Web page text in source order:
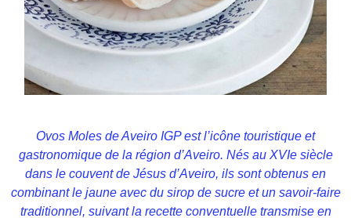
Ovos Moles de Aveiro IGP est l’icône touristique et
gastronomique de la région d’Aveiro. Nés au XVIe siècle
dans le couvent de Jésus d’Aveiro, ils sont obtenus en
combinant le jaune avec du sirop de sucre et un savoir-faire
traditionnel, suivant la recette conventuelle transmise en